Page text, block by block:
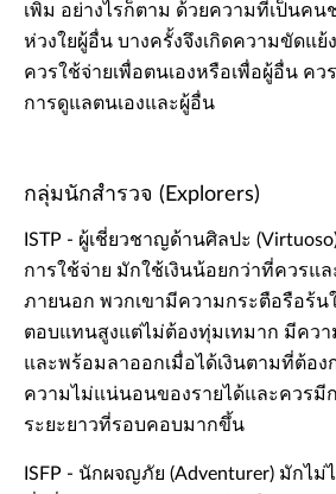
เพิ่ม อย่างไรก็ตาม ด้วยความที่เป็นคน
ห่วงใยผู้อื่น บางครั้งจึงเกิดความขัดแย้
ควรใช้จ่ายเพื่อตนเองหรือเพื่อผู้อื่น คว
การดูแลตนเองและผู้อื่น
กลุ่มนักสำรวจ (Explorers)
ISTP - ผู้เชี่ยวชาญด้านศิลปะ
การใช้จ่าย มักใช้เงินน้อยกว่าที่ควรแ
ภายนอก พวกเขามีความกระตือรือร้น
ตอบแทนสูงแต่ไม่ต้องทุ่มเทมาก มีคว
และพร้อมลาออกเมื่อได้เงินตามที่ต้อง
ความไม่แน่นอนของรายได้และควรมี
ระยะยาวที่รอบคอบมากขึ้น
ISFP - นักผจญภัย (Adventurer) มักไม่